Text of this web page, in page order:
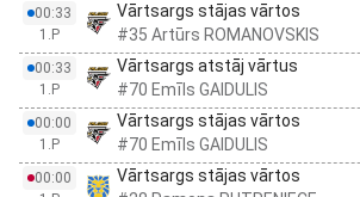
00:33
1.P
Vārtsargs stājas vārtos
#35 Artūrs ROMANOVSKIS
00:33
1.P
Vārtsargs atstāj vārtus
#70 Emīls GAIDULIS
00:00
1.P
Vārtsargs stājas vārtos
#70 Emīls GAIDULIS
00:00
Vārtsargs stājas vārtos